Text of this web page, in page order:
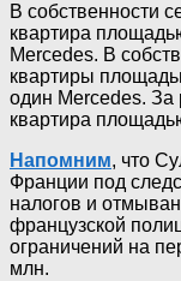
В собственности
квартира
Mercedes. В
квартиры
один Mercedes. За
квартира
Напомним, что
Франции под
налогов и
французской
ограничений на
млн.